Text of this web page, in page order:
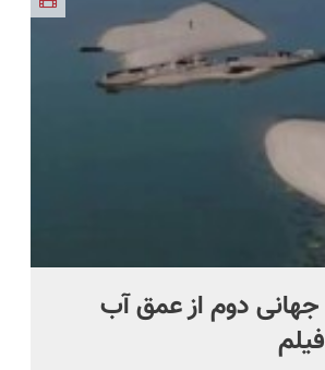
اقساطی 💳
📍 تهران
ویزیت
رایگان+پرداخت
اقساطی😍
ضمانت
بازگشت
دوم از عمق آب